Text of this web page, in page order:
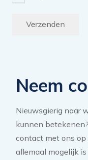
Verzenden
Neem
Nieuwsgierig naar
kunnen
contact met ons
allemaal mogelijk